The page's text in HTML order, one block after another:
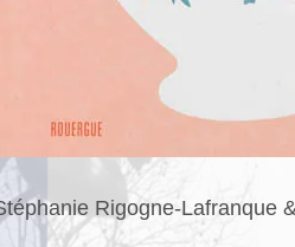
Rigogne-Lafranque